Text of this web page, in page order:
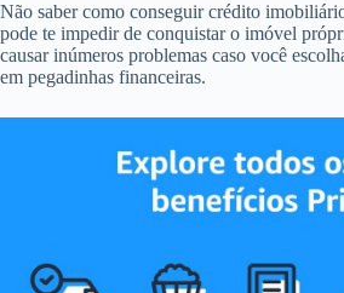
Não saber como conseguir crédito
pode te impedir de conquistar o imóvel
causar inúmeros problemas caso você
em pegadinhas financeiras.